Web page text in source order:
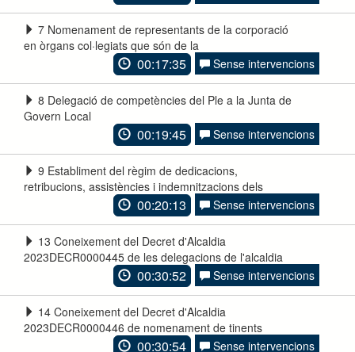
7 Nomenament de representants de la corporació
en òrgans col·legiats que són de la
00:17:35 Sense intervencions
8 Delegació de competències del Ple a la Junta de
Govern Local
00:19:45 Sense intervencions
9 Establiment del règim de dedicacions,
retribucions, assistències i indemnitzacions dels
00:20:13 Sense intervencions
13 Coneixement del Decret d'Alcaldia
2023DECR0000445 de les delegacions de l'alcaldia
00:30:52 Sense intervencions
14 Coneixement del Decret d'Alcaldia
2023DECR0000446 de nomenament de tinents
00:30:54 Sense intervencions